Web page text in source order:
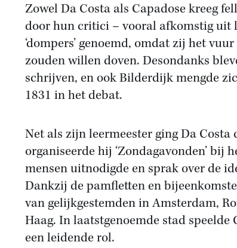
Zowel Da Costa als Capadose kreeg
door hun critici – vooral afkomstig uit
‘dompers’ genoemd, omdat zij het
zouden willen doven. Desondanks
schrijven, en ook Bilderdijk mengde
1831 in het debat.
Net als zijn leermeester ging Da Costa
organiseerde hij ‘Zondagavonden’ bij
mensen uitnodigde en sprak over de
Dankzij de pamfletten en
van gelijkgestemden in Amsterdam,
Haag. In laatstgenoemde stad speelde
een leidende rol.